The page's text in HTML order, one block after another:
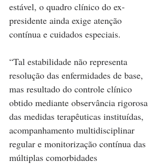
estável, o quadro clínico do ex-
presidente ainda exige atenção
contínua e cuidados especiais.
“Tal estabilidade não representa
resolução das enfermidades de base,
mas resultado do controle clínico
obtido mediante observância rigorosa
das medidas terapêuticas instituídas,
acompanhamento multidisciplinar
regular e monitorização contínua das
múltiplas comorbidades